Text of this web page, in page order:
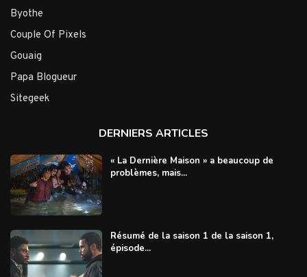
Byothe
Couple Of Pixels
Gouaig
Papa Blogueur
Sitegeek
DERNIERS ARTICLES
« La Dernière Maison » a beaucoup de
problèmes, mais...
Résumé de la saison 1 de la saison 1,
épisode...